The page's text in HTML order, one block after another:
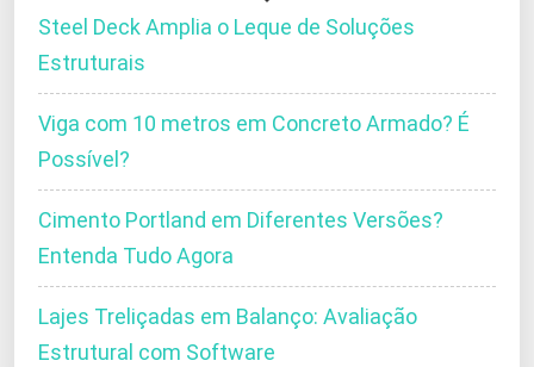
Steel Deck Amplia o Leque de Soluções
Estruturais
Viga com 10 metros em Concreto Armado? É
Possível?
Cimento Portland em Diferentes Versões?
Entenda Tudo Agora
Lajes Treliçadas em Balanço: Avaliação
Estrutural com Software